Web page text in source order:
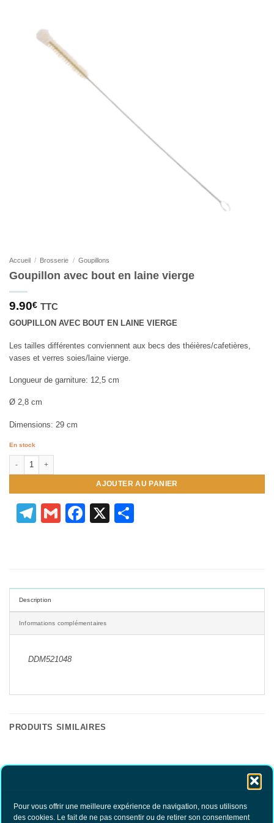
Pour vous offrir une meilleure expérience de navigation, nous utilisons
des cookies. Le fait de ne pas consentir ou de retirer son consentement
Accueil / Brosserie / Goupillons
Goupillon avec bout en laine vierge
9.90€ TTC
GOUPILLON AVEC BOUT EN LAINE VIERGE
Les tailles différentes conviennent aux becs des théières/cafetières,
vases et verres soies/laine vierge.
Longueur de garniture: 12,5 cm
Ø 2,8 cm
Dimensions: 29 cm
En stock
quantité de Goupillon avec bout en laine vierge
AJOUTER AU PANIER
Telegram
GmailFacebook
X
Description
Informations complémentaires
DDM521048
PRODUITS SIMILAIRES